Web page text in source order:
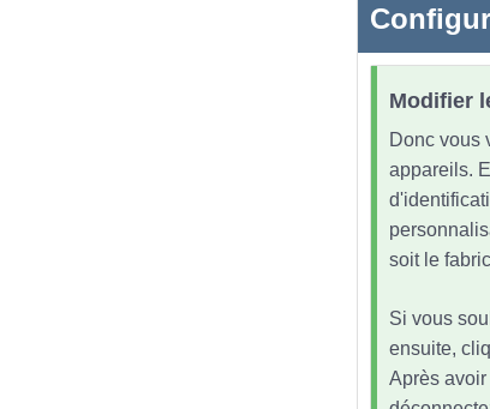
Modifier
Donc vous
appareils.
soit le
Si vous
ensuite,
Après